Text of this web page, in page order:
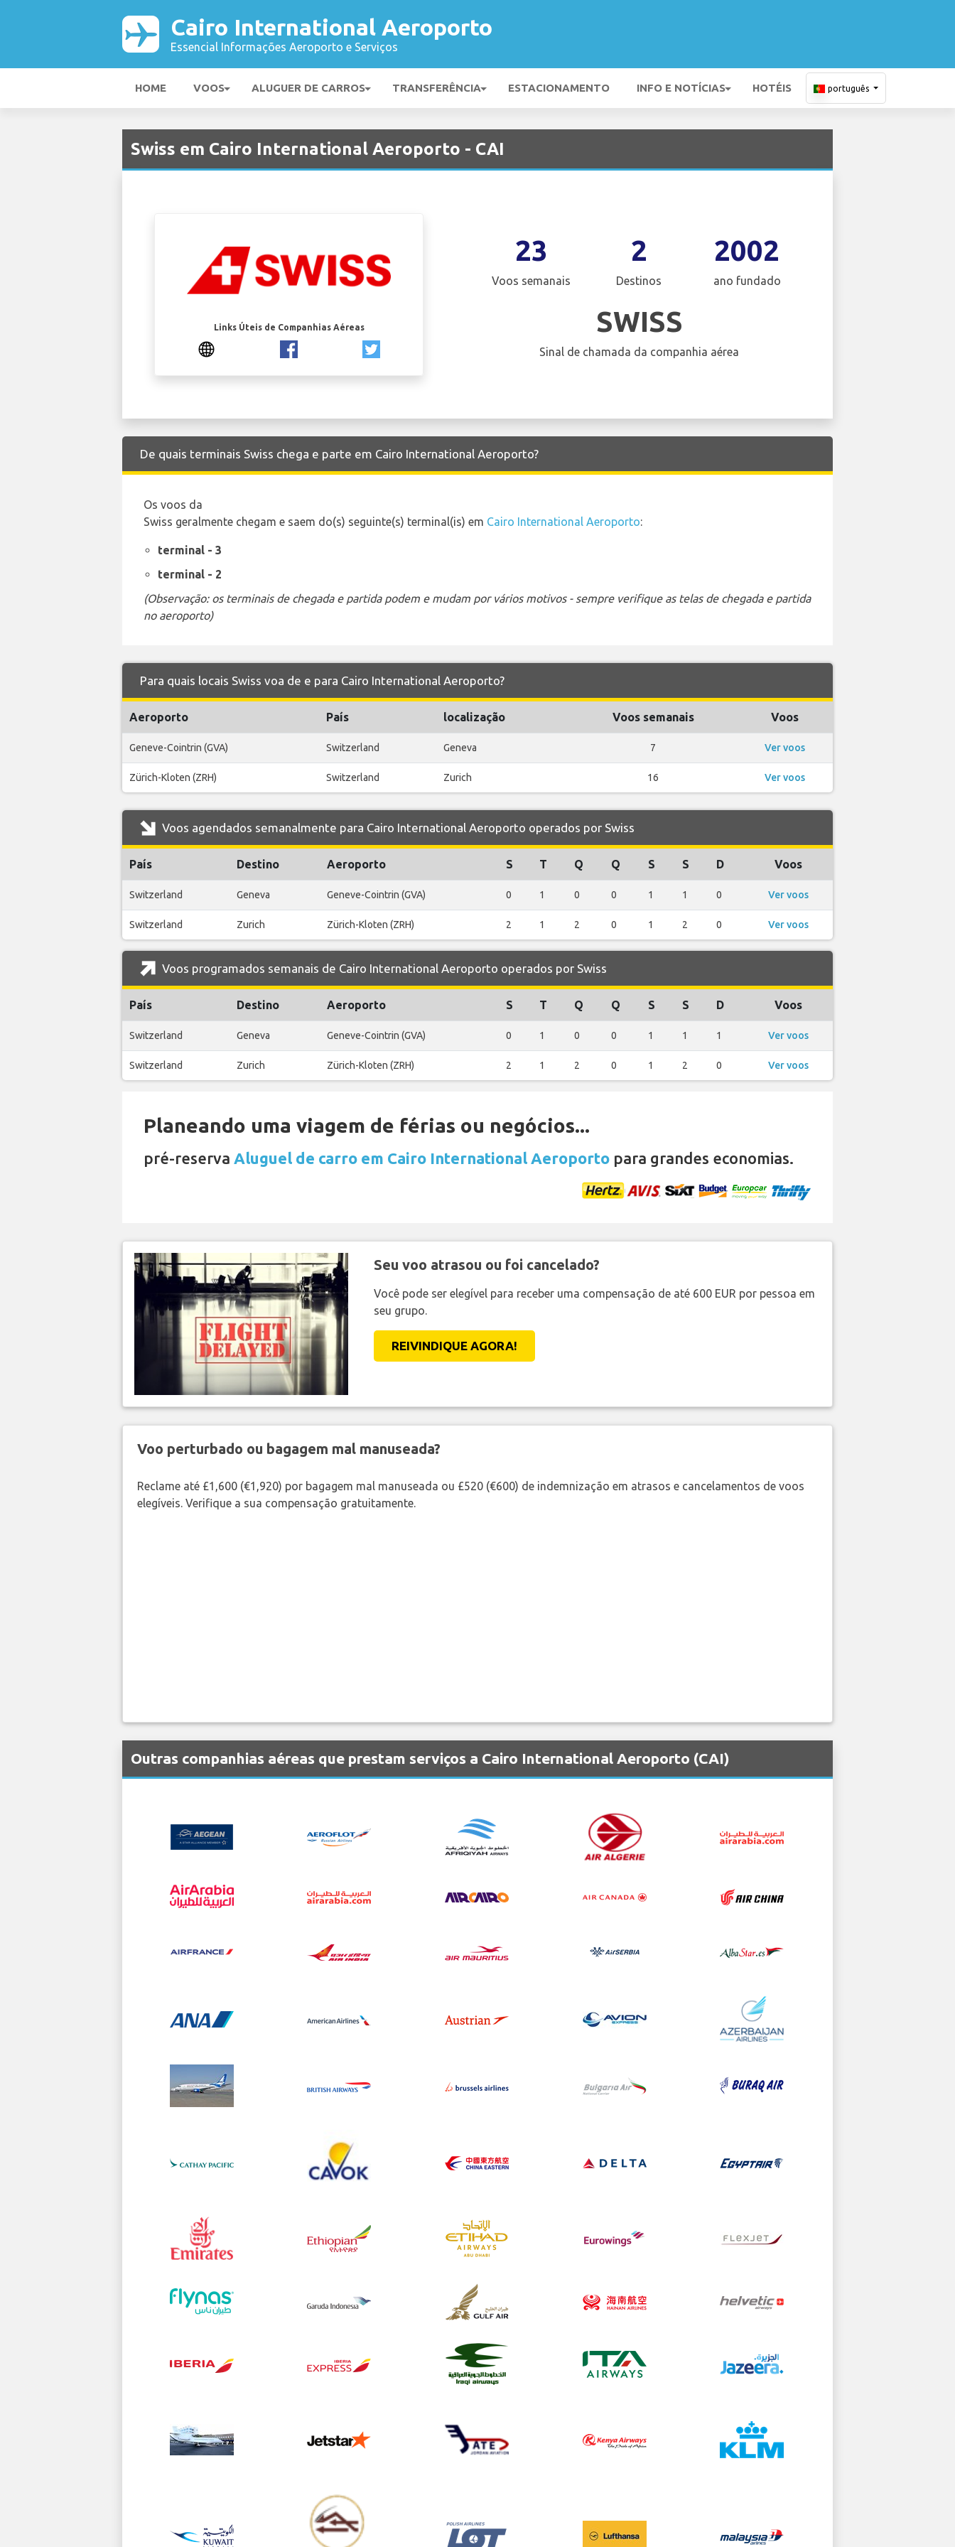
Cairo International Aeroporto
Essencial Informações Aeroporto e Serviços
HOME VOOS ALUGUER DE CARROS TRANSFERÊNCIA ESTACIONAMENTO INFO E NOTÍCIAS HOTÉIS português
Swiss em Cairo International Aeroporto - CAI
Links Úteis de Companhias Aéreas
23
Voos semanais
2
Destinos
2002
ano fundado
SWISS
Sinal de chamada da companhia aérea
De quais terminais Swiss chega e parte em Cairo International Aeroporto?
Os voos da
Swiss geralmente chegam e saem do(s) seguinte(s) terminal(is) em Cairo International Aeroporto:
terminal - 3
terminal - 2
(Observação: os terminais de chegada e partida podem e mudam por vários motivos - sempre verifique as telas de chegada e partida
no aeroporto)
Para quais locais Swiss voa de e para Cairo International Aeroporto?
Aeroporto País localização Voos semanais Voos
Geneve-Cointrin (GVA) Switzerland Geneva 7 Ver voos
Zürich-Kloten (ZRH) Switzerland Zurich 16 Ver voos
Voos agendados semanalmente para Cairo International Aeroporto operados por Swiss
País Destino Aeroporto S T Q Q S S D Voos
Switzerland Geneva Geneve-Cointrin (GVA) 0 1 0 0 1 1 0 Ver voos
Switzerland Zurich Zürich-Kloten (ZRH) 2 1 2 0 1 2 0 Ver voos
Voos programados semanais de Cairo International Aeroporto operados por Swiss
País Destino Aeroporto S T Q Q S S D Voos
Switzerland Geneva Geneve-Cointrin (GVA) 0 1 0 0 1 1 1 Ver voos
Switzerland Zurich Zürich-Kloten (ZRH) 2 1 2 0 1 2 0 Ver voos
Planeando uma viagem de férias ou negócios...
pré-reserva Aluguel de carro em Cairo International Aeroporto para grandes economias.
Seu voo atrasou ou foi cancelado?
Você pode ser elegível para receber uma compensação de até 600 EUR por pessoa em
seu grupo.
REIVINDIQUE AGORA!
Voo perturbado ou bagagem mal manuseada?
Reclame até £1,600 (€1,920) por bagagem mal manuseada ou £520 (€600) de indemnização em atrasos e cancelamentos de voos
elegíveis. Verifique a sua compensação gratuitamente.
Outras companhias aéreas que prestam serviços a Cairo International Aeroporto (CAI)